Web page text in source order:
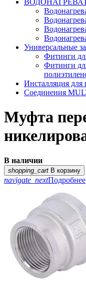
Универсальные
Фитинги
Фитинги
Инсталляция для
Соединения
Муфта
В наличии
shopping_cart В корзину
navigate_nextПодробнее